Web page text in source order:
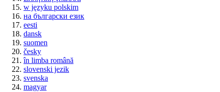
w języku polskim
на български език
eesti
dansk
suomen
česky
în limba română
slovenski jezik
svenska
magyar